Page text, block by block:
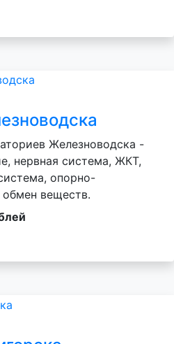
Железноводска -
нервная система, ЖКТ,
опорно-
обмен веществ.